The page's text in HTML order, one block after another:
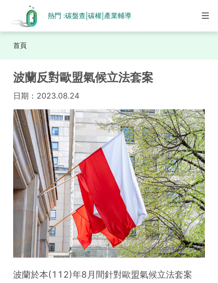
熱門 :碳盤查 碳權| 產業輔導
首頁
波蘭反對歐盟氣候立法套案
日期： 2023.08.24
波蘭於本(112)年8月間針對歐盟氣候立法套案